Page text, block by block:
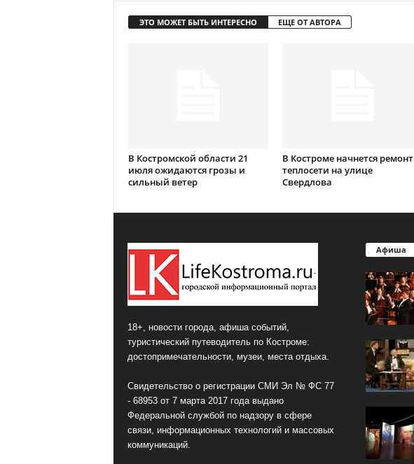
ЭТО МОЖЕТ БЫТЬ ИНТЕРЕСНО ЕЩЕ ОТ АВТОРА
В Костромской области 21
июля ожидаются грозы и
сильный ветер
В Костроме начнется ремонт
теплосети на улице
Свердлова
18+, новости города, афиша событий,
туристический путеводитель по Костроме:
достопримечательности, музеи, места отдыха.
Свидетельство о регистрации СМИ Эл № ФС 77
- 68953 от 7 марта 2017 года выдано
Федеральной службой по надзору в сфере
связи, информационных технологий и массовых
коммуникаций.
Афиша